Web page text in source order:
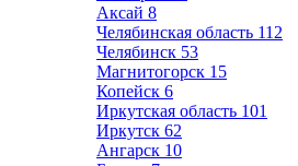
Аксай 8
Челябинская область 112
Челябинск 53
Магнитогорск 15
Копейск 6
Иркутская область 101
Иркутск 62
Ангарск 10